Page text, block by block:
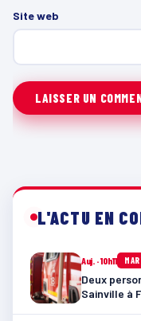
Site web
L'ACTU EN
Auj. · 10h11
Deux
Sainville à